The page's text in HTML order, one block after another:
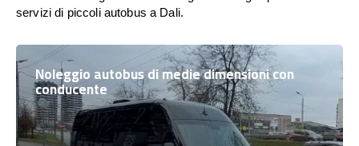
servizi di piccoli autobus a Dali.
Noleggio autobus di medie dimensioni con
conducente